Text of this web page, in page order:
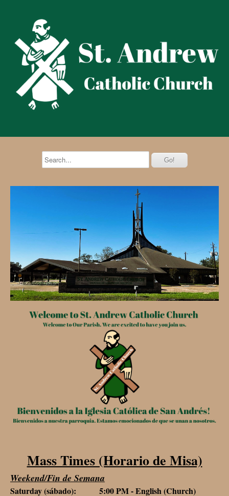
Mass Times (Horario de Misa)
Weekend/Fin de Semana
Saturday (sábado): 5:00 PM - English (Church)